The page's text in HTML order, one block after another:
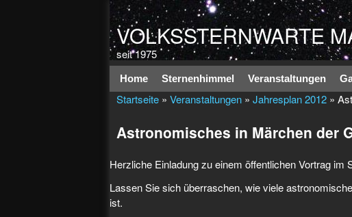
VOLKSSTERNWARTE
seit 1975
Hauptmenü
Home Sternenhimmel Veranstaltungen
Startseite » Veranstaltungen » Jahresplan 2012 »
Astronomisches in Märchen der
Herzliche Einladung zu einem öffentlichen Vortrag im
Lassen Sie sich überraschen, wie viele
ist.